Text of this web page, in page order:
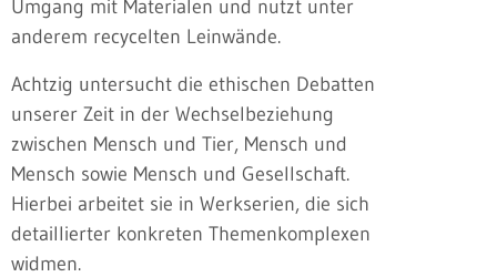
Umgang mit Materialen und nutzt unter
anderem recycelten Leinwände.
Achtzig untersucht die ethischen Debatten
unserer Zeit in der Wechselbeziehung
zwischen Mensch und Tier, Mensch und
Mensch sowie Mensch und Gesellschaft.
Hierbei arbeitet sie in Werkserien, die sich
detaillierter konkreten Themenkomplexen
widmen.